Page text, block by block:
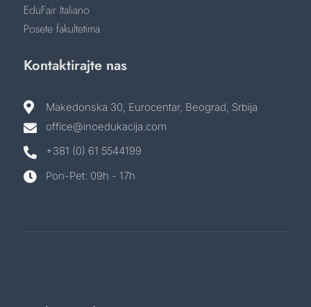
EduFair Italiano
Posete fakultetima
Kontaktirajte nas

Makedonska 30, Eurocentar, Beograd, Srbija

office@inoedukacija.com

+381 (0) 61 5544199

Pon-Pet: 09h - 17h